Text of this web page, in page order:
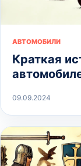
АВТОМОБИЛИ
Краткая
09.09.2024